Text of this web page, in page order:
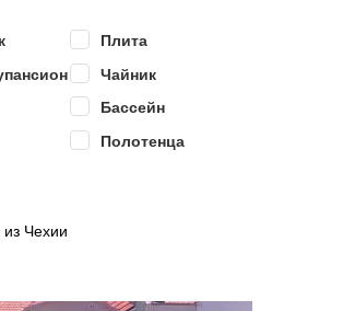
Плита
Чайник
Бассейн
Полотенца
Чехии